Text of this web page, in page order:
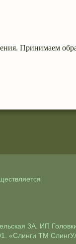
Принимаем
3А. ИП
«Слинги ТМ